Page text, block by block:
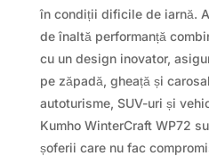
în condiții dificile de iarnă.
de înaltă performanță
cu un design inovator,
pe zăpadă, gheață și
autoturisme, SUV-uri și
Kumho WinterCraft WP72
șoferii care nu fac